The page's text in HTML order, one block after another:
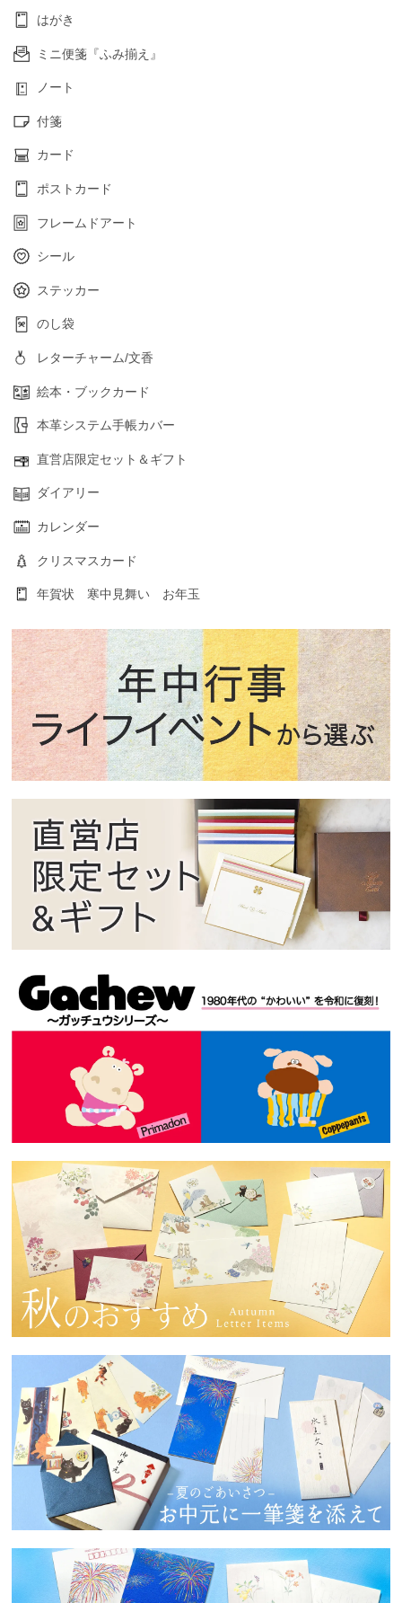
はがき
ミニ便箋『ふみ揃え』
ノート
付箋
カード
ポストカード
フレームドアート
シール
ステッカー
のし袋
レターチャーム/文香
絵本・ブックカード
本革システム手帳カバー
直営店限定セット＆ギフト
ダイアリー
カレンダー
クリスマスカード
年賀状 寒中見舞い お年玉